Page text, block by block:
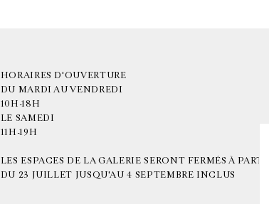
HORAIRES D'OUVERTURE
DU MARDI AU VENDREDI
10H-18H
LE SAMEDI
11H-19H
LES ESPACES DE LA GALERIE SERONT FERMÉS À PARTIR
DU 23 JUILLET JUSQU'AU 4 SEPTEMBRE INCLUS